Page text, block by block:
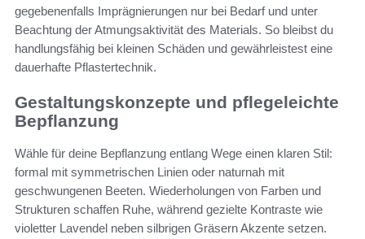
gegebenenfalls Imprägnierungen nur bei Bedarf und unter
Beachtung der Atmungsaktivität des Materials. So bleibst du
handlungsfähig bei kleinen Schäden und gewährleistest eine
dauerhafte Pflastertechnik.
Gestaltungskonzepte und pflegeleichte
Bepflanzung
Wähle für deine Bepflanzung entlang Wege einen klaren Stil:
formal mit symmetrischen Linien oder naturnah mit
geschwungenen Beeten. Wiederholungen von Farben und
Strukturen schaffen Ruhe, während gezielte Kontraste wie
violetter Lavendel neben silbrigen Gräsern Akzente setzen.